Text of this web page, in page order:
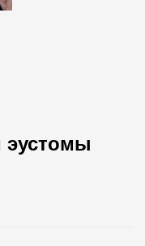
эустомы